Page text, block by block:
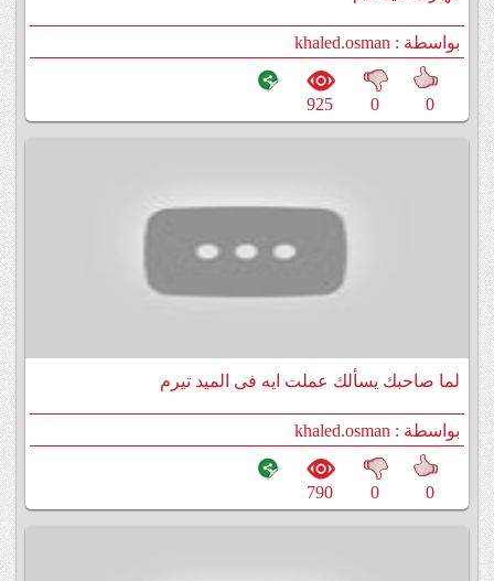
بواسطة : khaled.osman
0
0
925
لما صاحبك يسألك عملت ايه فى الميد تيرم
بواسطة : khaled.osman
0
0
790